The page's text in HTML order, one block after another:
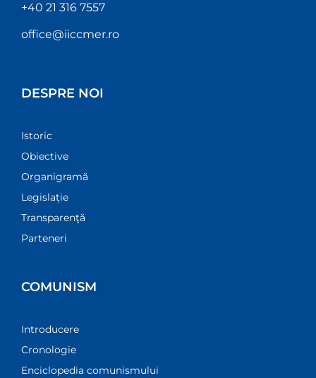
+40 21 316 7557
office@iiccmer.ro
DESPRE NOI
Istoric
Obiective
Organigramă
Legislație
Transparenţă
Parteneri
COMUNISM
Introducere
Cronologie
Enciclopedia comunismului